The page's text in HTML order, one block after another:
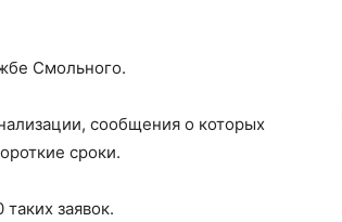
Смольного.
сообщения о которых
сроки.
заявок.